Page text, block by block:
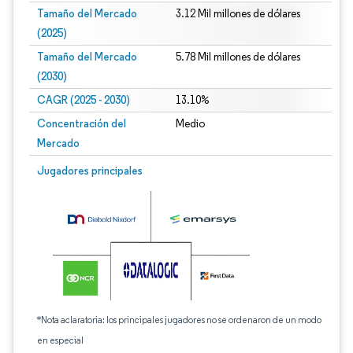
Tamaño del Mercado
(2025)
3.12 Mil millones de dólares
Tamaño del Mercado
(2030)
5.78 Mil millones de dólares
CAGR (2025 - 2030) 13.10%
Concentración del
Mercado
Medio
Jugadores principales
*Nota aclaratoria: los principales jugadores no se ordenaron de un modo
en especial